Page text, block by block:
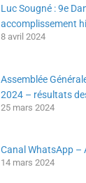
Luc Sougné : 9e
accomplissement
8 avril 2024
Assemblée
2024 – résultats
25 mars 2024
Canal WhatsApp –
14 mars 2024